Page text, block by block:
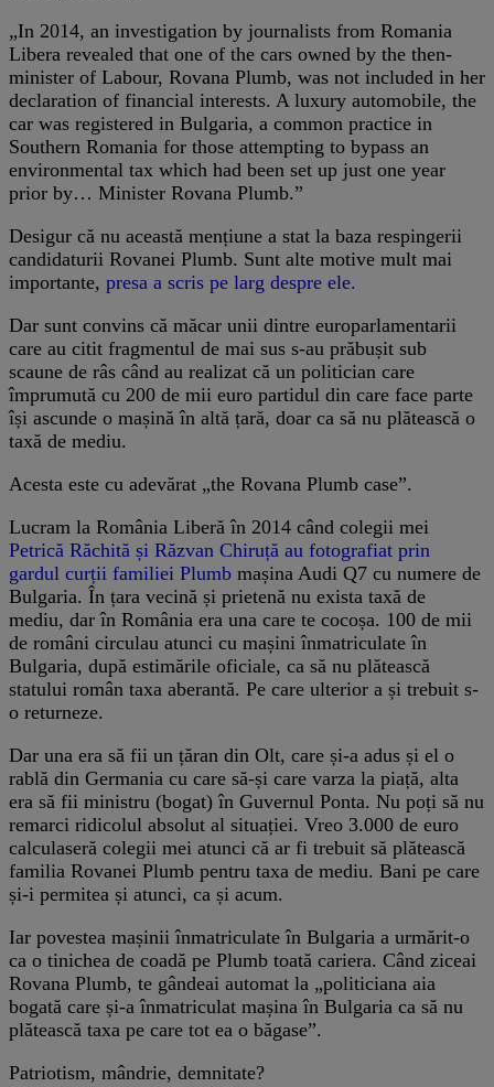
„In 2014, an investigation by journalists from Romania
Libera revealed that one of the cars owned by the then-
minister of Labour, Rovana Plumb, was not included in her
declaration of financial interests. A luxury automobile, the
car was registered in Bulgaria, a common practice in
Southern Romania for those attempting to bypass an
environmental tax which had been set up just one year
prior by… Minister Rovana Plumb.”
Desigur că nu această mențiune a stat la baza respingerii
candidaturii Rovanei Plumb. Sunt alte motive mult mai
importante, presa a scris pe larg despre ele.
Dar sunt convins că măcar unii dintre europarlamentarii
care au citit fragmentul de mai sus s-au prăbușit sub
scaune de râs când au realizat că un politician care
împrumută cu 200 de mii euro partidul din care face parte
își ascunde o mașină în altă țară, doar ca să nu plătească o
taxă de mediu.
Acesta este cu adevărat „the Rovana Plumb case”.
Lucram la România Liberă în 2014 când colegii mei
Petrică Răchită și Răzvan Chiruță au fotografiat prin
gardul curții familiei Plumb mașina Audi Q7 cu numere de
Bulgaria. În țara vecină și prietenă nu exista taxă de
mediu, dar în România era una care te cocoșa. 100 de mii
de români circulau atunci cu mașini înmatriculate în
Bulgaria, după estimările oficiale, ca să nu plătească
statului român taxa aberantă. Pe care ulterior a și trebuit s-
o returneze.
Dar una era să fii un țăran din Olt, care și-a adus și el o
rablă din Germania cu care să-și care varza la piață, alta
era să fii ministru (bogat) în Guvernul Ponta. Nu poți să nu
remarci ridicolul absolut al situației. Vreo 3.000 de euro
calculaseră colegii mei atunci că ar fi trebuit să plătească
familia Rovanei Plumb pentru taxa de mediu. Bani pe care
și-i permitea și atunci, ca și acum.
Iar povestea mașinii înmatriculate în Bulgaria a urmărit-o
ca o tinichea de coadă pe Plumb toată cariera. Când ziceai
Rovana Plumb, te gândeai automat la „politiciana aia
bogată care și-a înmatriculat mașina în Bulgaria ca să nu
plătească taxa pe care tot ea o băgase”.
Patriotism, mândrie, demnitate?